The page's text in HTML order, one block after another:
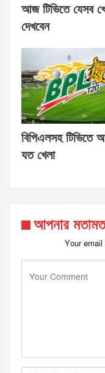
আজ টিভিতে যেসব
দেখবেন
বিপিএলসহ টিভিতে
যত খেলা
আপনার
Your